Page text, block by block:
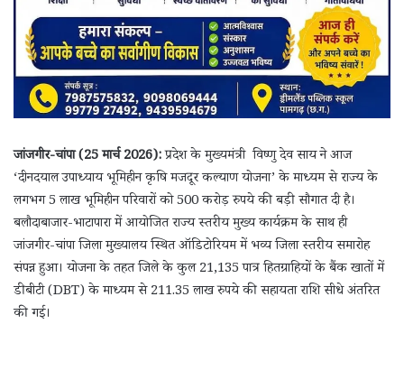
जांजगीर-चांपा (25 मार्च 2026):प्रदेश के मुख्यमंत्री विष्णु देव साय ने आज
‘दीनदयाल उपाध्याय भूमिहीन कृषि मजदूर कल्याण योजना’ के माध्यम से राज्य के
लगभग 5 लाख भूमिहीन परिवारों को 500 करोड़ रुपये की बड़ी सौगात दी है।
बलौदाबाजार-भाटापारा में आयोजित राज्य स्तरीय मुख्य कार्यक्रम के साथ ही
जांजगीर-चांपा जिला मुख्यालय स्थित ऑडिटोरियम में भव्य जिला स्तरीय समारोह
संपन्न हुआ। योजना के तहत जिले के कुल 21,135 पात्र हितग्राहियों के बैंक खातों में
डीबीटी (DBT) के माध्यम से 211.35 लाख रुपये की सहायता राशि सीधे अंतरित
की गई।